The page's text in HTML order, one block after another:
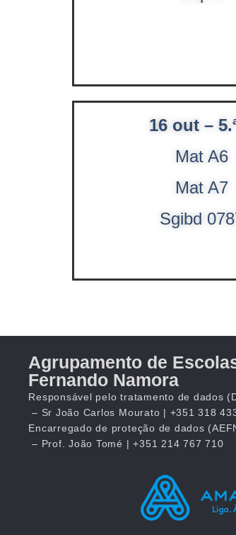
16 out –
Mat A6
Mat A7
Sgibd
Agrupamento de
Fernando Namora
Responsável pelo tratamento de dados
– Sr João Carlos Mourato | +351 318
Encarregado de proteção de dados
– Prof. João Tomé | +351 214 767 710